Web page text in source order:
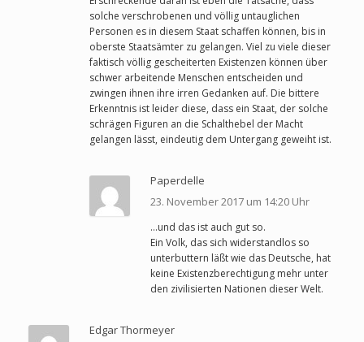
solche verschrobenen und völlig untauglichen
Personen es in diesem Staat schaffen können, bis in
oberste Staatsämter zu gelangen. Viel zu viele dieser
faktisch völlig gescheiterten Existenzen können über
schwer arbeitende Menschen entscheiden und
zwingen ihnen ihre irren Gedanken auf. Die bittere
Erkenntnis ist leider diese, dass ein Staat, der solche
schrägen Figuren an die Schalthebel der Macht
gelangen lässt, eindeutig dem Untergang geweiht ist.
Paperdelle
23. November 2017 um 14:20 Uhr
…und das ist auch gut so.
Ein Volk, das sich widerstandlos so
unterbuttern läßt wie das Deutsche, hat
keine Existenzberechtigung mehr unter
den zivilisierten Nationen dieser Welt.
Edgar Thormeyer